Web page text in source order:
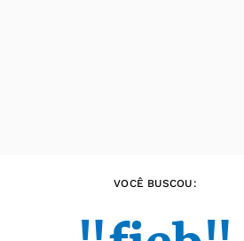
VOCÊ BUSCOU: